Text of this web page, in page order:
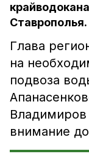
Ставрополья.
Глава
на
подвоза
Владимиров
внимание